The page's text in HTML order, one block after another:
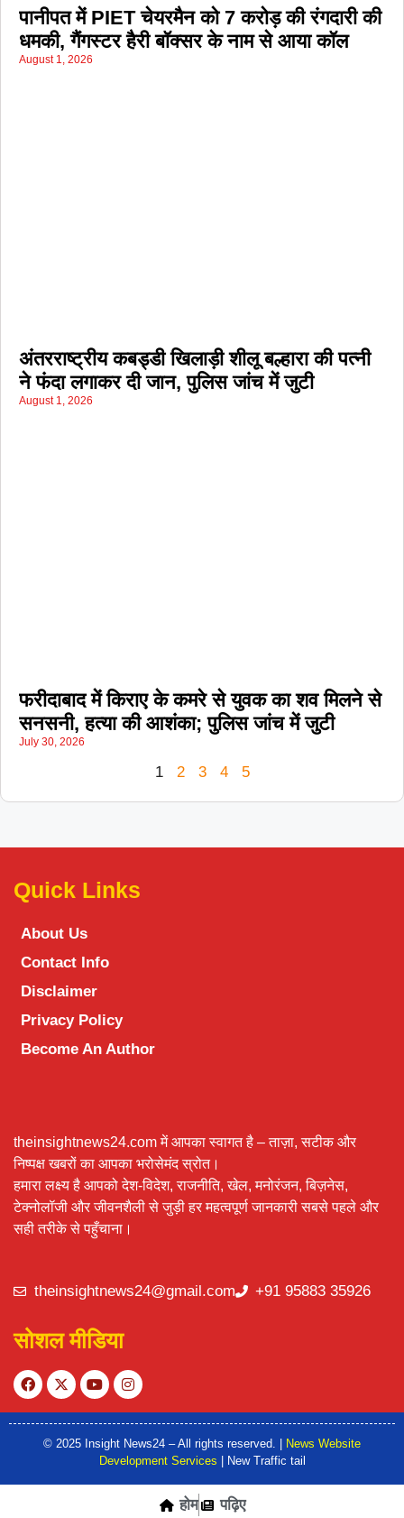
होम पढ़िए
पानीपत में PIET चेयरमैन को 7 करोड़ की रंगदारी की
धमकी, गैंगस्टर हैरी बॉक्सर के नाम से आया कॉल
August 1, 2026
अंतरराष्ट्रीय कबड्डी खिलाड़ी शीलू बल्हारा की पत्नी
ने फंदा लगाकर दी जान, पुलिस जांच में जुटी
August 1, 2026
फरीदाबाद में किराए के कमरे से युवक का शव मिलने से
सनसनी, हत्या की आशंका; पुलिस जांच में जुटी
July 30, 2026
1 2 3 4 5
Quick Links
About Us
Contact Info
Disclaimer
Privacy Policy
Become An Author
theinsightnews24.com में आपका स्वागत है – ताज़ा, सटीक और
निष्पक्ष खबरों का आपका भरोसेमंद स्रोत।
हमारा लक्ष्य है आपको देश-विदेश, राजनीति, खेल, मनोरंजन, बिज़नेस,
टेक्नोलॉजी और जीवनशैली से जुड़ी हर महत्वपूर्ण जानकारी सबसे पहले और
सही तरीके से पहुँचाना।
theinsightnews24@gmail.com +91 95883 35926
सोशल मीडिया
© 2025 Insight News24 – All rights reserved. |
News Website
Development Services
| New Traffic tail